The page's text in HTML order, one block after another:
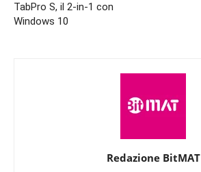
TabPro S, il 2-in-1 con
Windows 10
Redazione BitMAT